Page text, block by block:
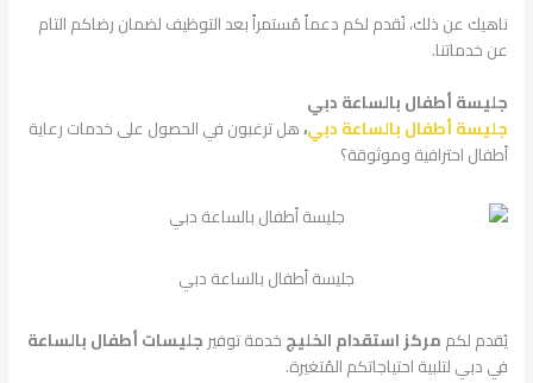
ناهيك عن ذلك، نُقدم لكم دعماً مُستمراً بعد التوظيف لضمان رضاكم التام
عن خدماتنا.
جليسة أطفال بالساعة دبي
جليسة أطفال بالساعة دبي،هل ترغبون في الحصول على خدمات رعاية
أطفال احترافية وموثوقة؟
جليسة أطفال بالساعة دبي
يُقدم لكممركز استقدام الخليجخدمة توفيرجليسات أطفال بالساعة
في دبي لتلبية احتياجاتكم المُتغيرة.